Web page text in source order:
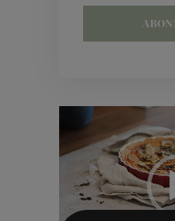
Video-